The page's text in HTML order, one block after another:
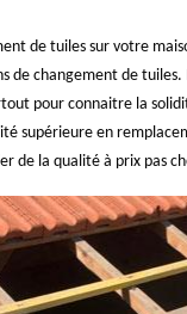
de tuiles sur votre
de changement de
pour connaitre la
supérieure en
de la qualité à prix pas